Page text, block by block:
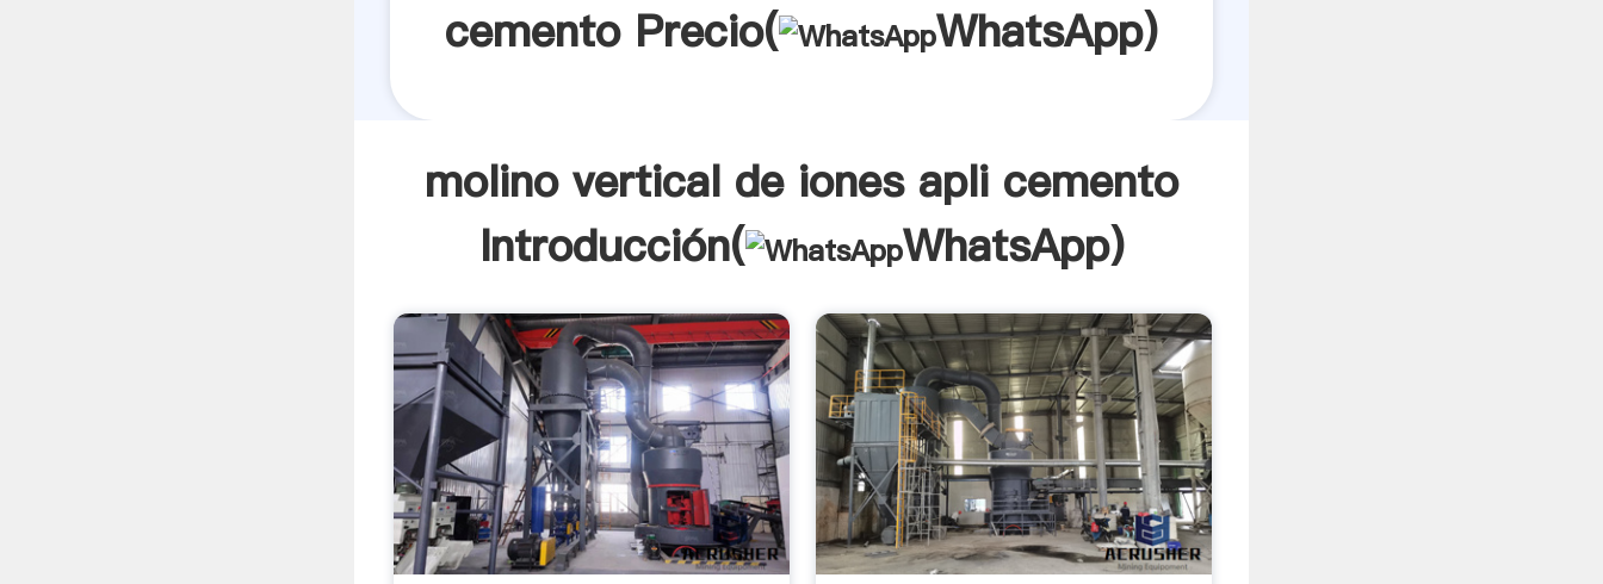
cemento Precio(
WhatsApp)
molino vertical de iones apli cemento
Introducción(
WhatsApp)